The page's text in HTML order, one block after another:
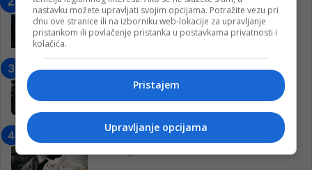
Konjičanke cvijećem i besplatnim
ulazom na utakmicu
Jablanica: “Budi mi prijatelj” –
Pokrenuta kampanja za izgradnju
inkluzivnog centra!
9. Jula 2024.
Neretva zavijena u crno
nastavku možete upravljati svojim opcijama. Potražite vezu pri
dnu ove stranice ili na izborniku web-lokacije za upravljanje
pristankom ili povlačenje pristanka u postavkama privatnosti i
kolačića.
Pristajem
Upravljanje opcijama